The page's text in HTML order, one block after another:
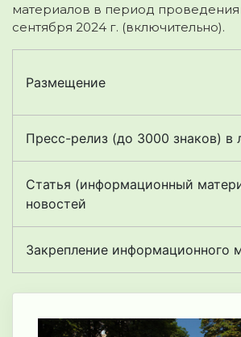
материалов в период проведения
сентября 2024 г. (включительно).
Размещение
Пресс-релиз (до 3000 знаков) в
Статья (информационный
новостей
Закрепление информационного